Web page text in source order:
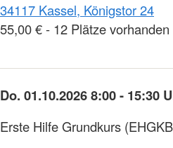
34117 Kassel, Königstor 24
55,00 € - 12 Plätze vorhanden
Do. 01.10.2026 8:00 - 15:30
Erste Hilfe Grundkurs